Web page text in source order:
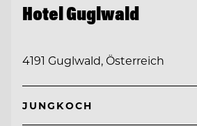
Hotel Guglwald
4191 Guglwald, Österreich
JUNGKOCH